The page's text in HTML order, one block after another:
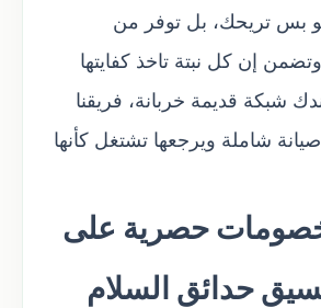
بس تريحك، بل توفر من
إن كل نبتة تاخذ كفايتها
شبكة قديمة خربانة، فريقنا
شاملة ويرجعها تشتغل كأنها
حصرية على
حدائق السلام